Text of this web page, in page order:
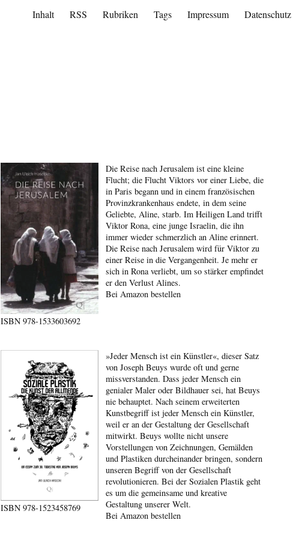
Inhalt RSS Rubriken Tags Impressum Datenschutz
ISBN978-1533603692
Die Reise nach Jerusalem ist eine kleine
Flucht; die Flucht Viktors vor einer Liebe, die
in Paris begann und in einem französischen
Provinzkrankenhaus endete, in dem seine
Geliebte, Aline, starb. Im Heiligen Land trifft
Viktor Rona, eine junge Israelin, die ihn
immer wieder schmerzlich an Aline erinnert.
Die Reise nach Jerusalem wird für Viktor zu
einer Reise in die Vergangenheit. Je mehr er
sich in Rona verliebt, um so stärker empfindet
er den Verlust Alines.
Bei Amazon bestellen
ISBN978-1523458769
»Jeder Mensch ist ein Künstler«, dieser Satz
von Joseph Beuys wurde oft und gerne
missverstanden. Dass jeder Mensch ein
genialer Maler oder Bildhauer sei, hat Beuys
nie behauptet. Nach seinem erweiterten
Kunstbegriff ist jeder Mensch ein Künstler,
weil er an der Gestaltung der Gesellschaft
mitwirkt. Beuys wollte nicht unsere
Vorstellungen von Zeichnungen, Gemälden
und Plastiken durcheinander bringen, sondern
unseren Begriff von der Gesellschaft
revolutionieren. Bei der Sozialen Plastik geht
es um die gemeinsame und kreative
Gestaltung unserer Welt.
Bei Amazon bestellen